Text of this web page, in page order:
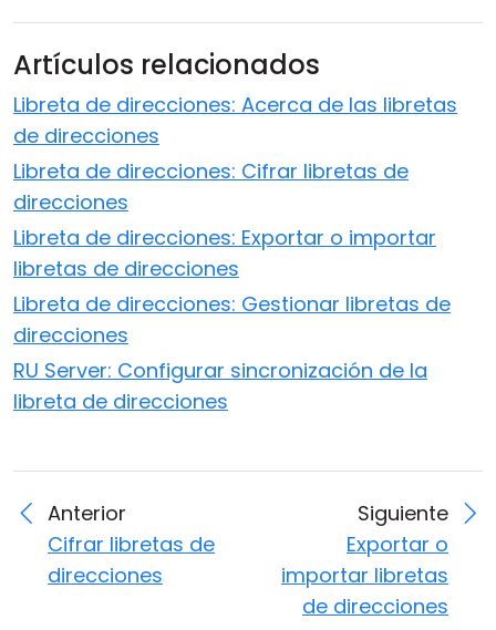
Artículos relacionados
Libreta de direcciones: Acerca de las libretas
de direcciones
Libreta de direcciones: Cifrar libretas de
direcciones
Libreta de direcciones: Exportar o importar
libretas de direcciones
Libreta de direcciones: Gestionar libretas de
direcciones
RU Server: Configurar sincronización de la
libreta de direcciones
Anterior
Cifrar libretas de
direcciones
Siguiente
Exportar o
importar libretas
de direcciones